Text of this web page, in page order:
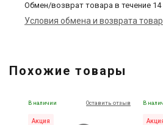
Обмен/возврат товара в течение 14
Условия обмена и возврата
Похожие товары
В наличии Оставить отзыв
Акция
В